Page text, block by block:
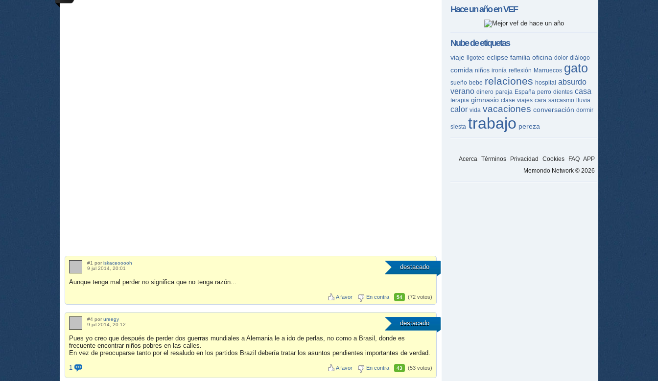
destacado
#1 por iskaceooooh
9 jul 2014, 20:01
Aunque tenga mal perder no significa que no tenga razón...
A favor En contra 54 (72 votos)
destacado
#4 por ureegy
9 jul 2014, 20:12
Pues yo creo que después de perder dos guerras mundiales a Alemania le a ido de perlas, no como a Brasil, donde es
frecuente encontrar niños pobres en las calles.
En vez de preocuparse tanto por el resaludo en los partidos Brazil debería tratar los asuntos pendientes importantes de verdad.
1
A favor En contra 43 (53 votos)
Hace un año enVEF
Nube de etiquetas
viaje ligoteo eclipse familia oficina dolor diálogo
comida niños ironía reflexión Marruecos gato
sueño bebe relaciones hospital absurdo
verano dinero pareja España perro dientes casa
terapia gimnasio clase viajes cara sarcasmo lluvia
calor vida vacaciones conversación dormir
siesta trabajo pereza
Acerca Términos Privacidad Cookies FAQ APP
Memondo Network © 2026